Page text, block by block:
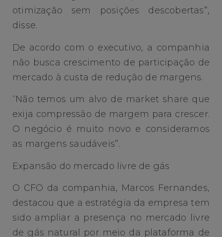
otimização sem posições descobertas”,
disse.
De acordo com o executivo, a companhia
não busca crescimento de participação de
mercado à custa de redução de margens.
“Não temos um alvo de market share que
exija compressão de margem para crescer.
O negócio é muito novo e consideramos
as margens saudáveis”.
Expansão do mercado livre de gás
O CFO da companhia, Marcos Fernandes,
destacou que a estratégia da empresa tem
sido ampliar a presença no mercado livre
de gás natural por meio da plataforma de